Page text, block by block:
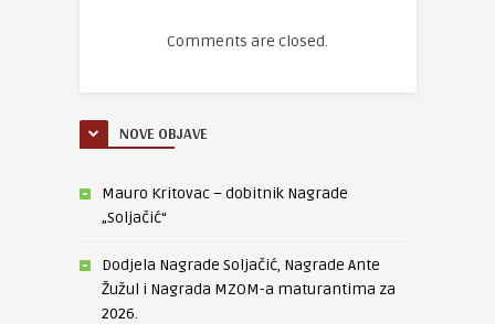
Comments are closed.
NOVE OBJAVE
Mauro Kritovac – dobitnik Nagrade
„Soljačić“
Dodjela Nagrade Soljačić, Nagrade Ante
Žužul i Nagrada MZOM-a maturantima za
2026.